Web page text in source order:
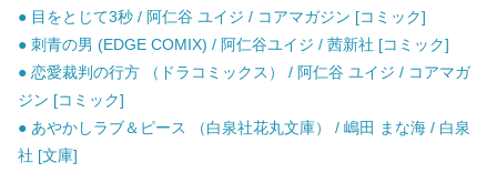
● 目をとじて3秒 / 阿仁谷 ユイジ / コアマガジン [コミック]
● 刺青の男 (EDGE COMIX) / 阿仁谷ユイジ / 茜新社 [コミック]
● 恋愛裁判の行方 （ドラコミックス） / 阿仁谷 ユイジ / コアマガ
ジン [コミック]
● あやかしラブ＆ピース （白泉社花丸文庫） / 嶋田 まな海 / 白泉
社 [文庫]